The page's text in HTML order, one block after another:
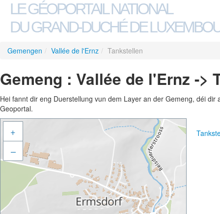
LE GÉOPORTAIL NATIONAL
DU GRAND-DUCHÉ DE
Gemengen / Vallée de l'Ernz / Tankstellen
Gemeng : Vallée de l'Ernz ->
Hei fannt dir eng Duerstellung vun dem Layer an der Gemeng, déi
Geoportal.
+
–